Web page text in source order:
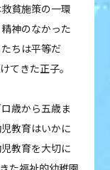
貧施策の一環
神のなかった
ちは平等だ
てきた正子。
歳から五歳ま
教育はいかに
教育を大切に